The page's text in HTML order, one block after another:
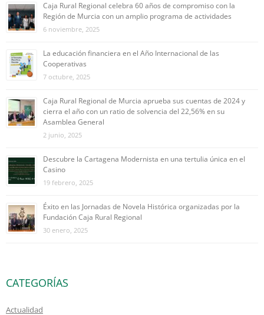
Caja Rural Regional celebra 60 años de compromiso con la
Región de Murcia con un amplio programa de actividades
6 noviembre, 2025
La educación financiera en el Año Internacional de las
Cooperativas
7 octubre, 2025
Caja Rural Regional de Murcia aprueba sus cuentas de 2024 y
cierra el año con un ratio de solvencia del 22,56% en su
Asamblea General
2 junio, 2025
Descubre la Cartagena Modernista en una tertulia única en el
Casino
19 febrero, 2025
Éxito en las Jornadas de Novela Histórica organizadas por la
Fundación Caja Rural Regional
30 enero, 2025
CATEGORÍAS
Actualidad